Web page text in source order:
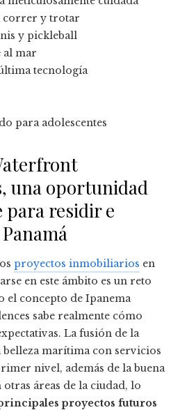
correr y trotar
y pickleball
al mar
tecnología
para adolescentes
una oportunidad
residir e
proyectos inmobiliarios en
en este ámbito es un reto
el concepto de Ipanema
sabe realmente cómo
La fusión de la
belleza marítima con servicios
nivel, además de la buena
áreas de la ciudad, lo
proyectos futuros